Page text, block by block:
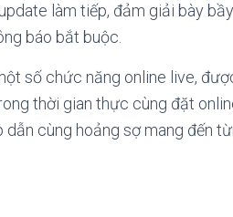
làm tiếp, đảm giải bày
báo bắt buộc.
số chức năng online live,
thời gian thực cùng đặt
cùng hoảng sợ mang đến